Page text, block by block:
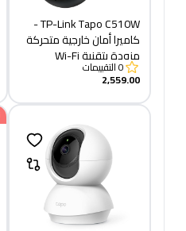
TP-Link Tapo C510W -
كاميرا أمان خارجية متحركة
مزودة بتقنية Wi-Fi
0التقييمات
2,559.00